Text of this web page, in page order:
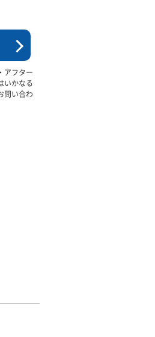
アフター
いかなる
問い合わ